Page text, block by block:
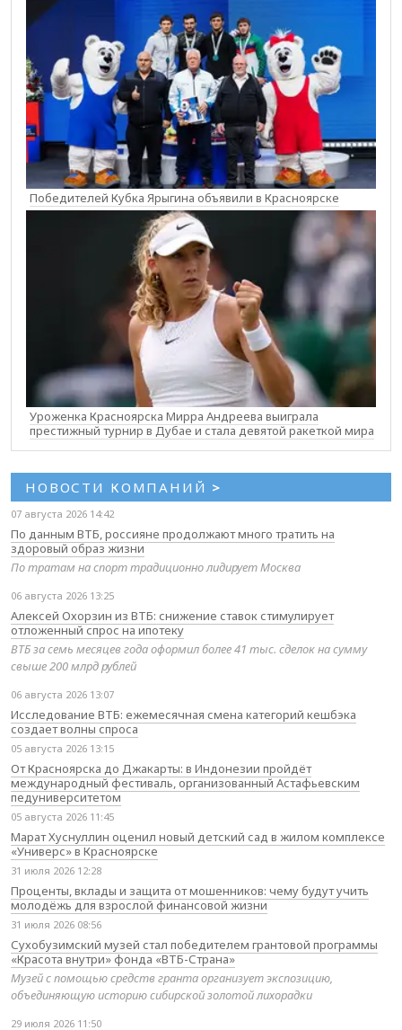
Победителей Кубка Ярыгина объявили в Красноярске
Уроженка Красноярска Мирра Андреева выиграла
престижный турнир в Дубае и стала девятой ракеткой мира
НОВОСТИ КОМПАНИЙ >
07 августа 2026 14:42
По данным ВТБ, россияне продолжают много тратить на
здоровый образ жизни
По тратам на спорт традиционно лидирует Москва
06 августа 2026 13:25
Алексей Охорзин из ВТБ: снижение ставок стимулирует
отложенный спрос на ипотеку
ВТБ за семь месяцев года оформил более 41 тыс. сделок на сумму
свыше 200 млрд рублей
06 августа 2026 13:07
Исследование ВТБ: ежемесячная смена категорий кешбэка
создает волны спроса
05 августа 2026 13:15
От Красноярска до Джакарты: в Индонезии пройдёт
международный фестиваль, организованный Астафьевским
педуниверситетом
05 августа 2026 11:45
Марат Хуснуллин оценил новый детский сад в жилом комплексе
«Универс» в Красноярске
31 июля 2026 12:28
Проценты, вклады и защита от мошенников: чему будут учить
молодёжь для взрослой финансовой жизни
31 июля 2026 08:56
Сухобузимский музей стал победителем грантовой программы
«Красота внутри» фонда «ВТБ-Страна»
Музей с помощью средств гранта организует экспозицию,
объединяющую историю сибирской золотой лихорадки
29 июля 2026 11:50